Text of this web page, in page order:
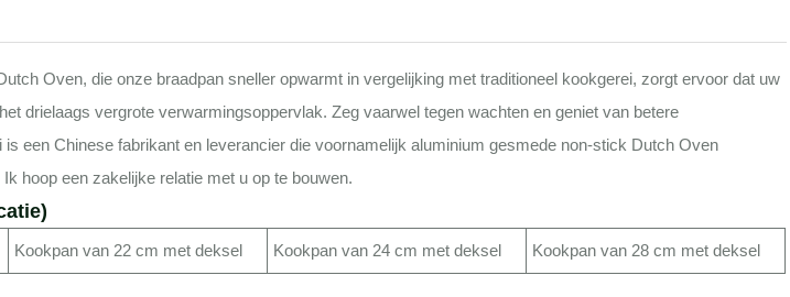
Oven, die onze braadpan sneller opwarmt in vergelijking met traditioneel kookgerei, zorgt ervoor dat uw
drielaags vergrote verwarmingsoppervlak. Zeg vaarwel tegen wachten en geniet van betere
een Chinese fabrikant en leverancier die voornamelijk aluminium gesmede non-stick Dutch Oven
hoop een zakelijke relatie met u op te bouwen.
Kookpan van 22 cm met deksel Kookpan van 24 cm met deksel Kookpan van 28 cm met deksel